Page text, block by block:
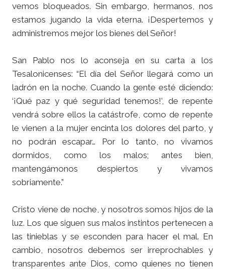
vemos bloqueados. Sin embargo, hermanos, nos
estamos jugando la vida eterna. ¡Despertemos y
administremos mejor los bienes del Señor!
San Pablo nos lo aconseja en su carta a los
Tesalonicenses: “El día del Señor llegará como un
ladrón en la noche. Cuando la gente esté diciendo:
‘¡Qué paz y qué seguridad tenemos!’, de repente
vendrá sobre ellos la catástrofe, como de repente
le vienen a la mujer encinta los dolores del parto, y
no podrán escapar… Por lo tanto, no vivamos
dormidos, como los malos; antes bien,
mantengámonos despiertos y vivamos
sobriamente.”
Cristo viene de noche, y nosotros somos hijos de la
luz. Los que siguen sus malos instintos pertenecen a
las tinieblas y se esconden para hacer el mal. En
cambio, nosotros debemos ser irreprochables y
transparentes ante Dios, como quienes no tienen